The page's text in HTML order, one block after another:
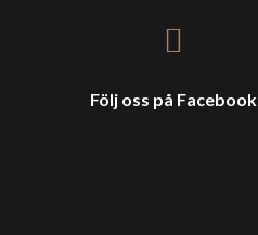

Följ oss på Facebook